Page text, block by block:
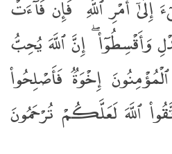
أَمْرِ ٱللَّهِ ۚ فَإِن فَآءَتْ
وَأَقْسِطُوٓا۟ ۖ إِنَّ ٱللَّهَ يُحِبُّ
إِخْوَةٌۭ فَأَصْلِحُوا۟
ٱللَّهَ لَعَلَّكُمْ تُرْحَمُونَ